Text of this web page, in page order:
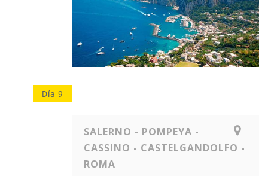
Día 9
SALERNO - POMPEYA -
CASSINO - CASTELGANDOLFO -
ROMA